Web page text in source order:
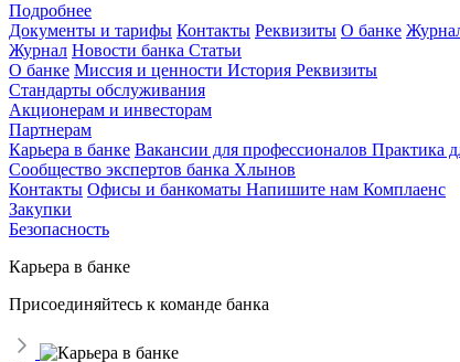
Подробнее
Документы и тарифы Контакты Реквизиты О банке
Журнал Новости банка Статьи
О банке Миссия и ценности История Реквизиты
Стандарты обслуживания
Акционерам и инвесторам
Партнерам
Карьера в банке Вакансии для профессионалов Практика
Сообщество экспертов банка Хлынов
Контакты Офисы и банкоматы Напишите нам Комплаенс
Закупки
Безопасность
Карьера в банке
Присоединяйтесь к команде банка